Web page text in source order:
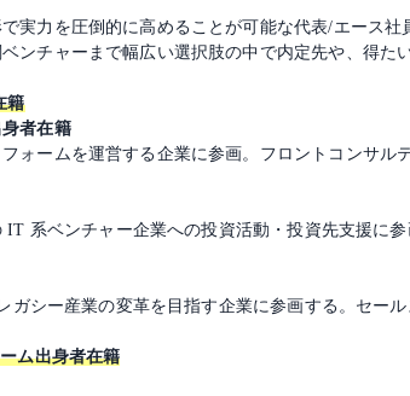
実力を圧倒的に高めることが可能な代表/エース
ンチャーまで幅広い選択肢の中で内定先や、得
籍
者在籍
ォームを運営する企業に参画。フロントコンサル
IT 系ベンチャー企業への投資活動・投資先支援に
ガシー産業の変革を目指す企業に参画する。セー
ム出身者在籍